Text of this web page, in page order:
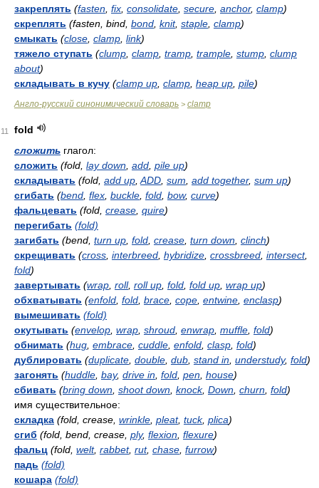
закреплять (fasten fix consolidate secure anchor, clamp)
скреплять (fasten, bind, bond knit, staple clamp)
смыкать (close clamp link)
тяжело ступать (clump clamp tramp trample stump clump
about)
складывать в кучу (clamp up clamp heap up pile)
Англо-русский синонимический словарь > clamp
11
fold
сложить глагол:
сложить (fold, lay down add pile up)
складывать (fold, add up ADD sum add together, sum up)
сгибать (bend flex buckle fold bow, curve)
фальцевать (fold, crease quire)
перегибать (fold)
загибать (bend, turn up fold crease turn down clinch)
скрещивать (cross interbreed hybridize crossbreed intersect,
fold)
завертывать (wrap roll, roll up fold fold up wrap up)
обхватывать (enfold fold brace cope entwine enclasp)
вымешивать (fold)
окутывать (envelop wrap shroud enwrap muffle fold)
обнимать (hug embrace cuddle enfold clasp fold)
дублировать (duplicate double dub stand in understudy, fold)
загонять (huddle bay, drive in fold pen house)
сбивать (bring down shoot down knock, Down churn fold)
имя существительное:
складка (fold, crease, wrinkle pleat, tuck, plica)
сгиб (fold, bend, crease, ply, flexion flexure)
фальц (fold, welt, rabbet, rut, chase furrow)
падь (fold)
кошара (fold)